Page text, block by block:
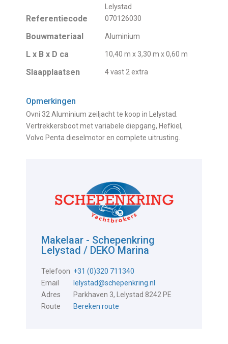
Lelystad
Referentiecode 070126030
Bouwmateriaal Aluminium
L x B x D ca 10,40 m x 3,30 m x 0,60 m
Slaapplaatsen 4 vast 2 extra
Opmerkingen
Ovni 32 Aluminium zeiljacht te koop in Lelystad.
Vertrekkersboot met variabele diepgang, Hefkiel,
Volvo Penta dieselmotor en complete uitrusting.
Makelaar - Schepenkring
Lelystad / DEKO Marina
Telefoon +31 (0)320 711340
Email
lelystad@schepenkring.nl
Adres
Parkhaven 3, Lelystad 8242 PE
Route
Bereken route